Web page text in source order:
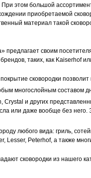
этом большой
приобретаемой
материал такой
предлагает своим
таких, как Kaiserhof
сковородки
многослойным составом
Crystal и других
или даже вообще без
любого вида: гриль,
Lesser, Peterhof, а также
сковородки из нашего